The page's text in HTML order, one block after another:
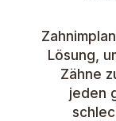
Lösung,
Zähne
jeden